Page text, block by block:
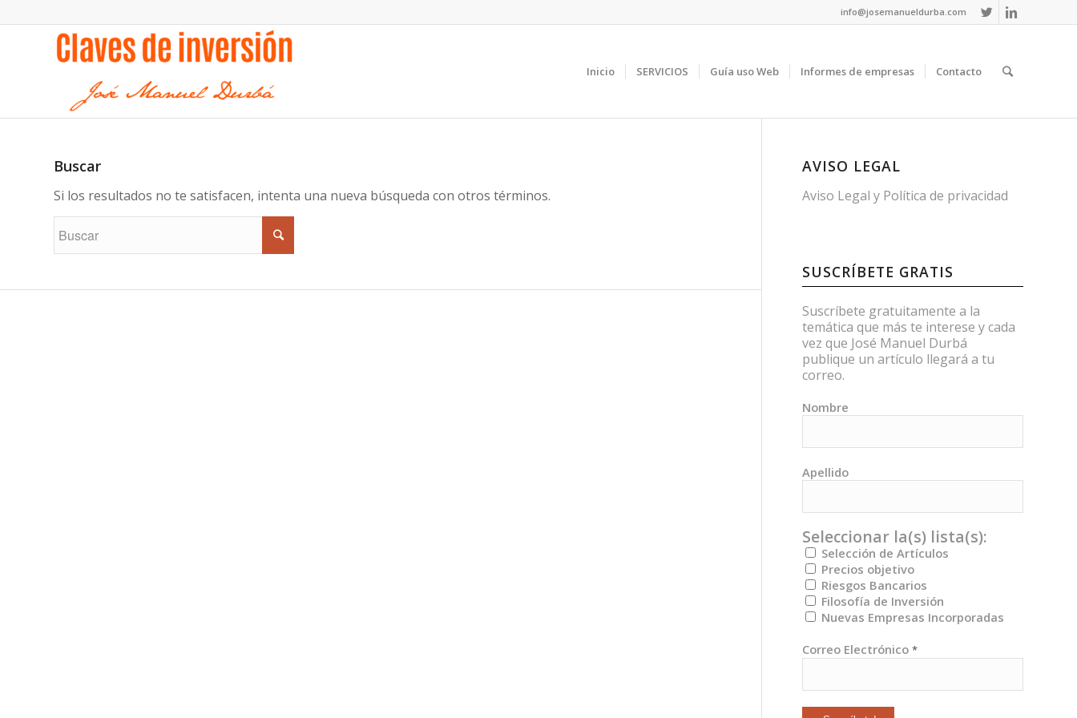
info@josemanueldurba.com
Inicio SERVICIOS Guía uso Web Informes de empresas Contacto
Buscar
Si los resultados no te satisfacen, intenta una nueva búsqueda con otros términos.
AVISO LEGAL
Aviso Legal y Política de privacidad
SUSCRÍBETE GRATIS
Suscríbete gratuitamente a la
temática que más te interese y cada
vez que José Manuel Durbá
publique un artículo llegará a tu
correo.
Nombre
Apellido
Seleccionar la(s) lista(s):
Selección de Artículos
Precios objetivo
Riesgos Bancarios
Filosofía de Inversión
Nuevas Empresas Incorporadas
Correo Electrónico*